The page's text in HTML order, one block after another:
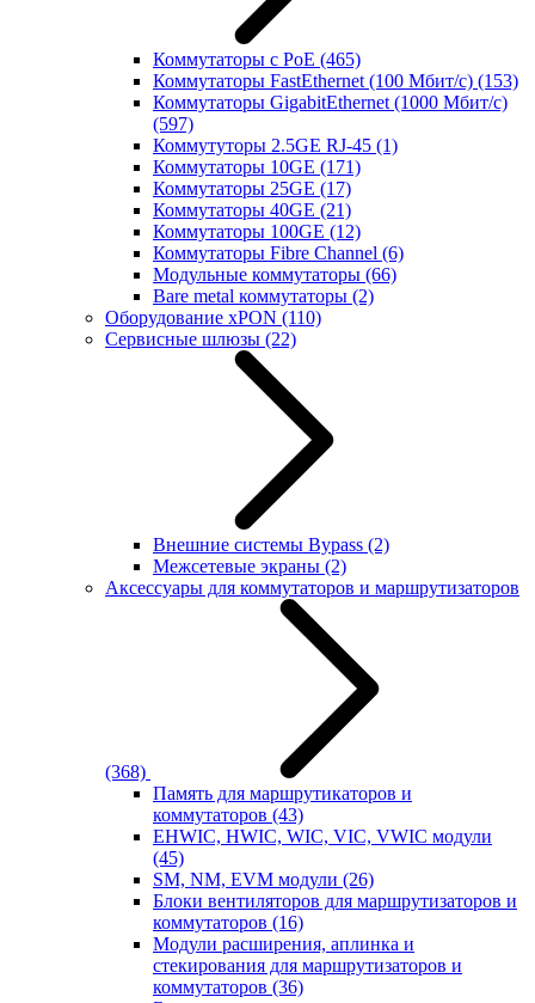
Коммутаторы с PoE (465)
Коммутаторы FastEthernet (100 Мбит/с) (153)
Коммутаторы GigabitEthernet (1000 Мбит/с)
(597)
Коммутуторы 2.5GE RJ-45 (1)
Коммутаторы 10GE (171)
Коммутаторы 25GE (17)
Коммутаторы 40GE (21)
Коммутаторы 100GE (12)
Коммутаторы Fibre Channel (6)
Модульные коммутаторы (66)
Bare metal коммутаторы (2)
Оборудование xPON (110)
Сервисные шлюзы (22)
Внешние системы Bypass (2)
Межсетевые экраны (2)
Аксессуары для коммутаторов и маршрутизаторов
(368)
Память для маршрутикаторов и
коммутаторов (43)
EHWIC, HWIC, WIC, VIC, VWIC модули
(45)
SM, NM, EVM модули (26)
Блоки вентиляторов для маршрутизаторов и
коммутаторов (16)
Модули расширения, аплинка и
стекирования для маршрутизаторов и
коммутаторов (36)